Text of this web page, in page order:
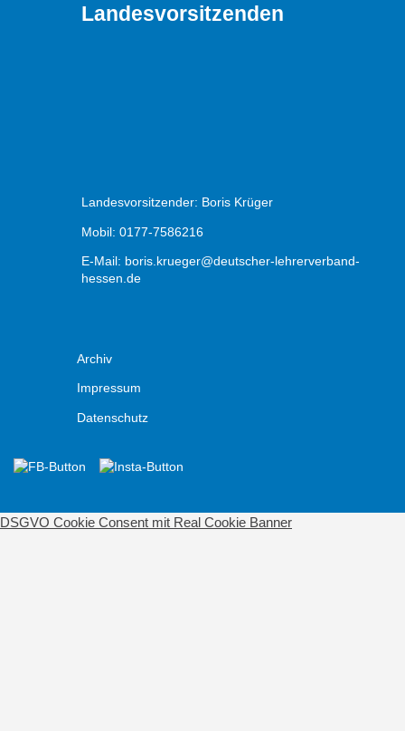
Landesvorsitzenden
Landesvorsitzender: Boris Krüger
Mobil: 0177-7586216
E-Mail: boris.krueger@deutscher-lehrerverband-
hessen.de
Archiv
Impressum
Datenschutz
DSGVO Cookie Consent mit Real Cookie Banner